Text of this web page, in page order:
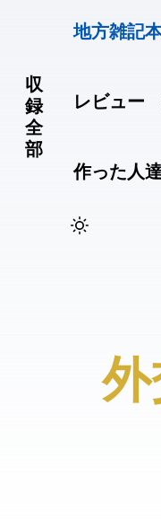
収
録
全
部
地方雑記(
レビュー
作った人
#